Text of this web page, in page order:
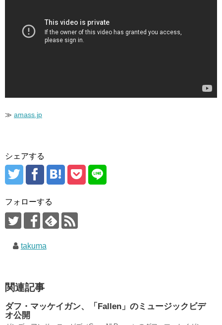
≫ amass.jp
シェアする
フォローする
takuma
関連記事
ダフ・マッケイガン、「Fallen」のミュージックビデ
オ公開